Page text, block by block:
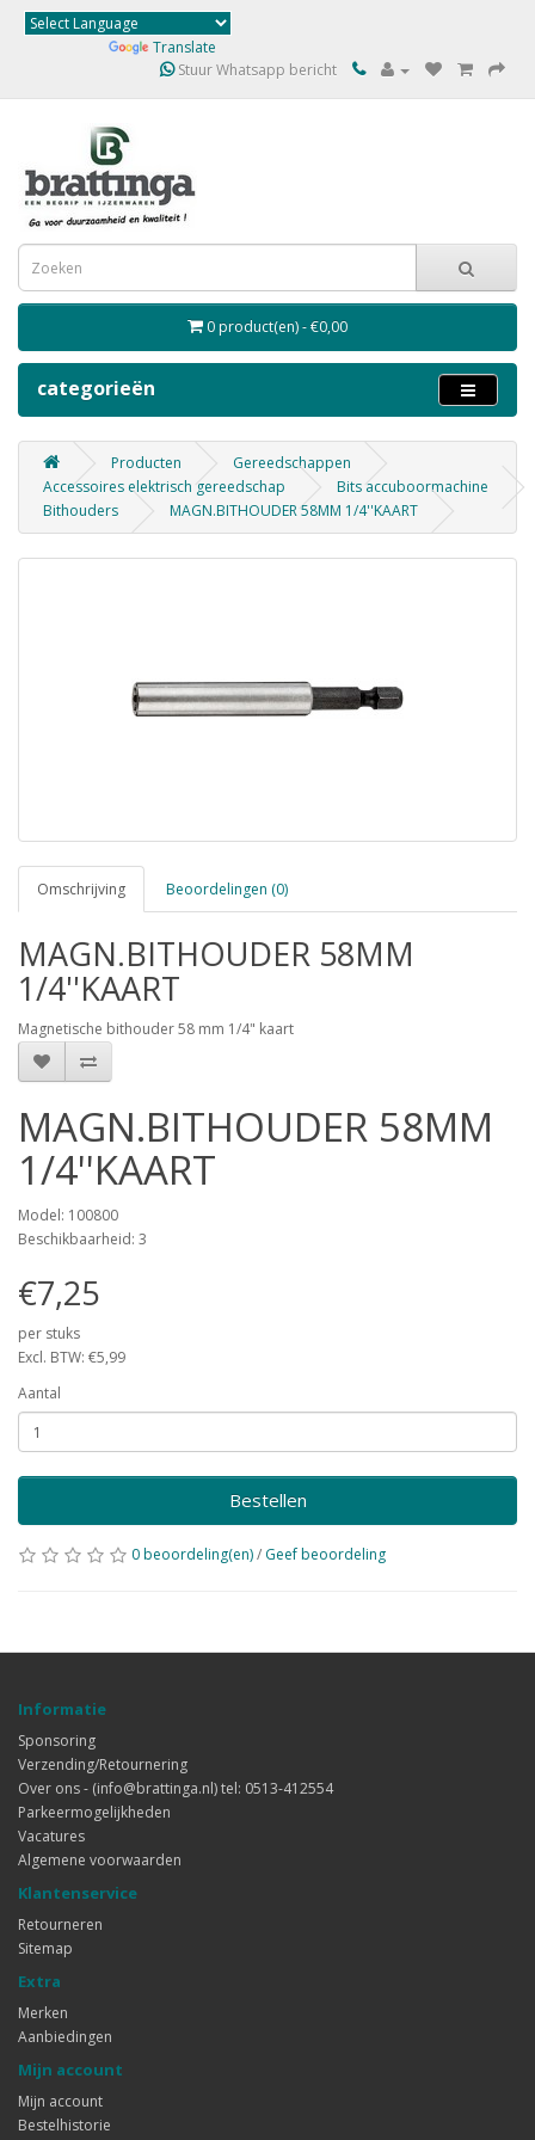
Translate
Stuur Whatsapp bericht
0 product(en) - €0,00
categorieën
Producten
Gereedschappen
Accessoires elektrisch gereedschap
Bits accuboormachine
Bithouders
MAGN.BITHOUDER 58MM 1/4''KAART
Omschrijving Beoordelingen (0)
MAGN.BITHOUDER 58MM
1/4''KAART
Magnetische bithouder 58 mm 1/4" kaart
MAGN.BITHOUDER 58MM
1/4''KAART
Model: 100800
Beschikbaarheid: 3
€7,25
per stuks
Excl. BTW: €5,99
Aantal
Bestellen
0 beoordeling(en)/ Geef beoordeling
Informatie
Sponsoring
Verzending/Retournering
Over ons - (info@brattinga.nl) tel: 0513-412554
Parkeermogelijkheden
Vacatures
Algemene voorwaarden
Klantenservice
Retourneren
Sitemap
Extra
Merken
Aanbiedingen
Mijn account
Mijn account
Bestelhistorie